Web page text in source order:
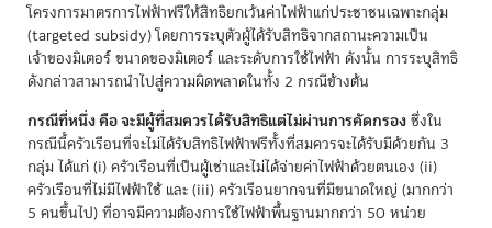
โครงการมาตรการไฟฟ้าฟรีให้สิทธิยกเว้นค่าไฟฟ้าแก่ประชาชนเฉพาะกลุ่ม
(targeted subsidy) โดยการระบุตัวผู้ได้รับสิทธิจากสถานะความเป็น
เจ้าของมิเตอร์ ขนาดของมิเตอร์ และระดับการใช้ไฟฟ้า ดังนั้น การระบุสิทธิ
ดังกล่าวสามารถนำไปสู่ความผิดพลาดในทั้ง 2 กรณีข้างต้น
กรณีที่หนึ่ง คือ จะมีผู้ที่สมควรได้รับสิทธิแต่ไม่ผ่านการคัดกรองซึ่งใน
กรณีนี้ครัวเรือนที่จะไม่ได้รับสิทธิไฟฟ้าฟรีทั้งที่สมควรจะได้รับมีด้วยกัน 3
กลุ่ม ได้แก่ (i) ครัวเรือนที่เป็นผู้เช่าและไม่ได้จ่ายค่าไฟฟ้าด้วยตนเอง (ii)
ครัวเรือนที่ไม่มีไฟฟ้าใช้ และ (iii) ครัวเรือนยากจนที่มีขนาดใหญ่ (มากกว่า
5 คนขึ้นไป) ที่อาจมีความต้องการใช้ไฟฟ้าพื้นฐานมากกว่า 50 หน่วย